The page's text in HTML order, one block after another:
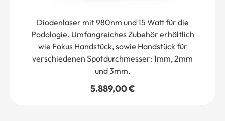
Diodenlaser mit 980nm und 15 Watt für die
Podologie. Umfangreiches Zubehör erhältlich
wie Fokus Handstück, sowie Handstück für
verschiedenen Spotdurchmesser: 1mm, 2mm
und 3mm.
5.889,00€